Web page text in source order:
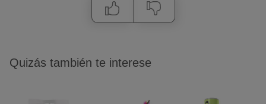
Quizás también te interese